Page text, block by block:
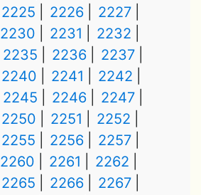
2225 2226
2227
2230 2231
2232
2235 2236
2237
2240 2241
2242
2245 2246
2247
2250 2251
2252
2255 2256
2257
2260 2261
2262
2265 2266
2267